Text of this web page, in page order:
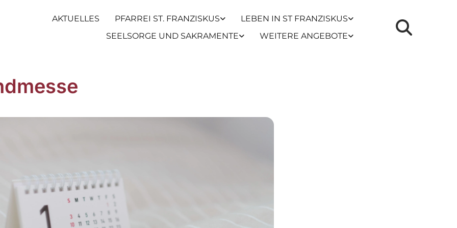
AKTUELLES PFARREI ST. FRANZISKUS
LEBEN IN ST FRANZISKUS
SEELSORGE UND SAKRAMENTE
WEITERE ANGEBOTE